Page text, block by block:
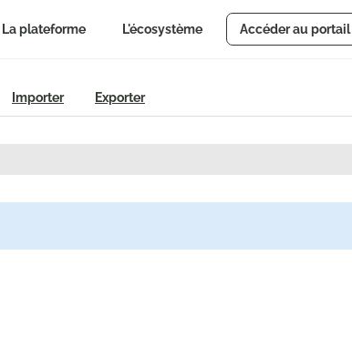
La plateforme L'écosystème Accéder au portail
Importer Exporter